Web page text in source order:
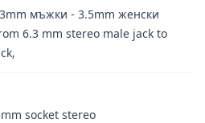
мъжки - 3.5mm женски
6.3 mm stereo male jack to
socket stereo